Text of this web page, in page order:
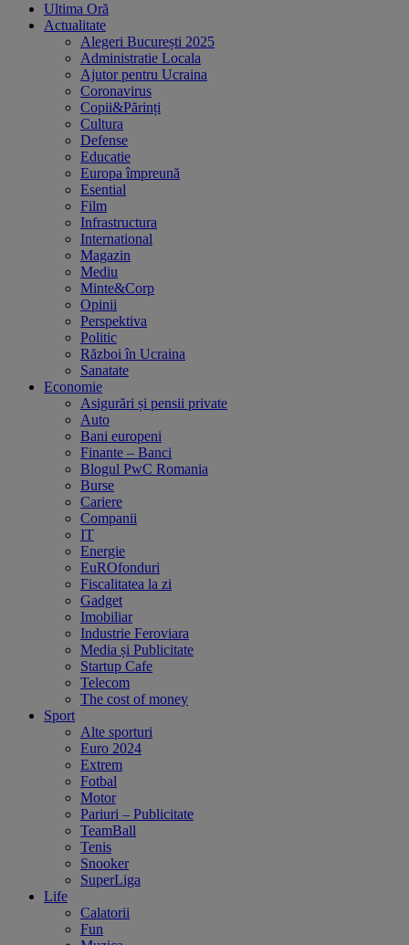
Ultima Oră
Actualitate
Alegeri București 2025
Administratie Locala
Ajutor pentru Ucraina
Coronavirus
Copii&Părinți
Cultura
Defense
Educatie
Europa împreună
Esential
Film
Infrastructura
International
Magazin
Mediu
Minte&Corp
Opinii
Perspektiva
Politic
Război în Ucraina
Sanatate
Economie
Asigurări și pensii private
Auto
Bani europeni
Finante – Banci
Blogul PwC Romania
Burse
Cariere
Companii
IT
Energie
EuROfonduri
Fiscalitatea la zi
Gadget
Imobiliar
Industrie Feroviara
Media și Publicitate
Startup Cafe
Telecom
The cost of money
Sport
Alte sporturi
Euro 2024
Extrem
Fotbal
Motor
Pariuri – Publicitate
TeamBall
Tenis
Snooker
SuperLiga
Life
Calatorii
Fun